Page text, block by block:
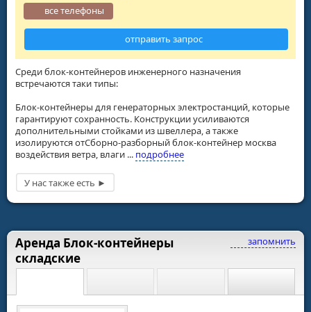
Среди блок-контейнеров инженерного назначения
встречаются таки типы:
Блок-контейнеры для генераторных электростанций, которые
гарантируют сохранность. Конструкции усиливаются
дополнительными стойками из швеллера, а также
изолируются отСборно-разборный блок-контейнер москва
воздействия ветра, влаги ... подробнее
все телефоны
отправить запрос
запомнить
Аренда Блок-контейнеры
складские